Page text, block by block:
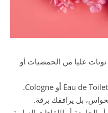
عليا من الحمضيات أو
بل يرافقك برقة.